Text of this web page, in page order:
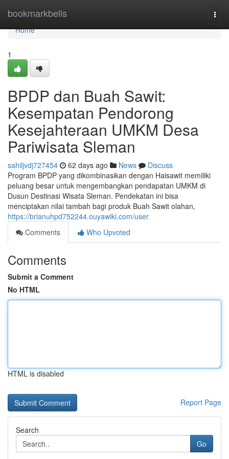
bookmarkbells
Home
Home
1
BPDP dan Buah Sawit:
Kesempatan Pendorong
Kesejahteraan UMKM Desa
Pariwisata Sleman
sahiljvdj727454 62 days ago News
Discuss
Program BPDP yang dikombinasikan dengan Haisawit memiliki
peluang besar untuk mengembangkan pendapatan UMKM di
Dusun Destinasi Wisata Sleman. Pendekatan ini bisa
menciptakan nilai tambah bagi produk Buah Sawit olahan,
https://brianuhpd752244.ouyawiki.com/user
Comments
Who Upvoted
Comments
Submit a Comment
No HTML
HTML is disabled
Report Page
Search
Go